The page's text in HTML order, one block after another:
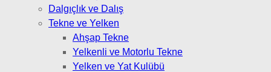
Dalgıçlık ve Dalış
Tekne ve Yelken
Ahşap Tekne
Yelkenli ve Motorlu Tekne
Yelken ve Yat Kulübü